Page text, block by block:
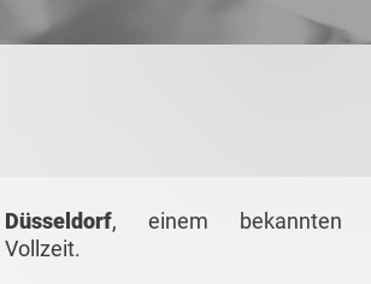
, einem bekannten
Vollzeit.